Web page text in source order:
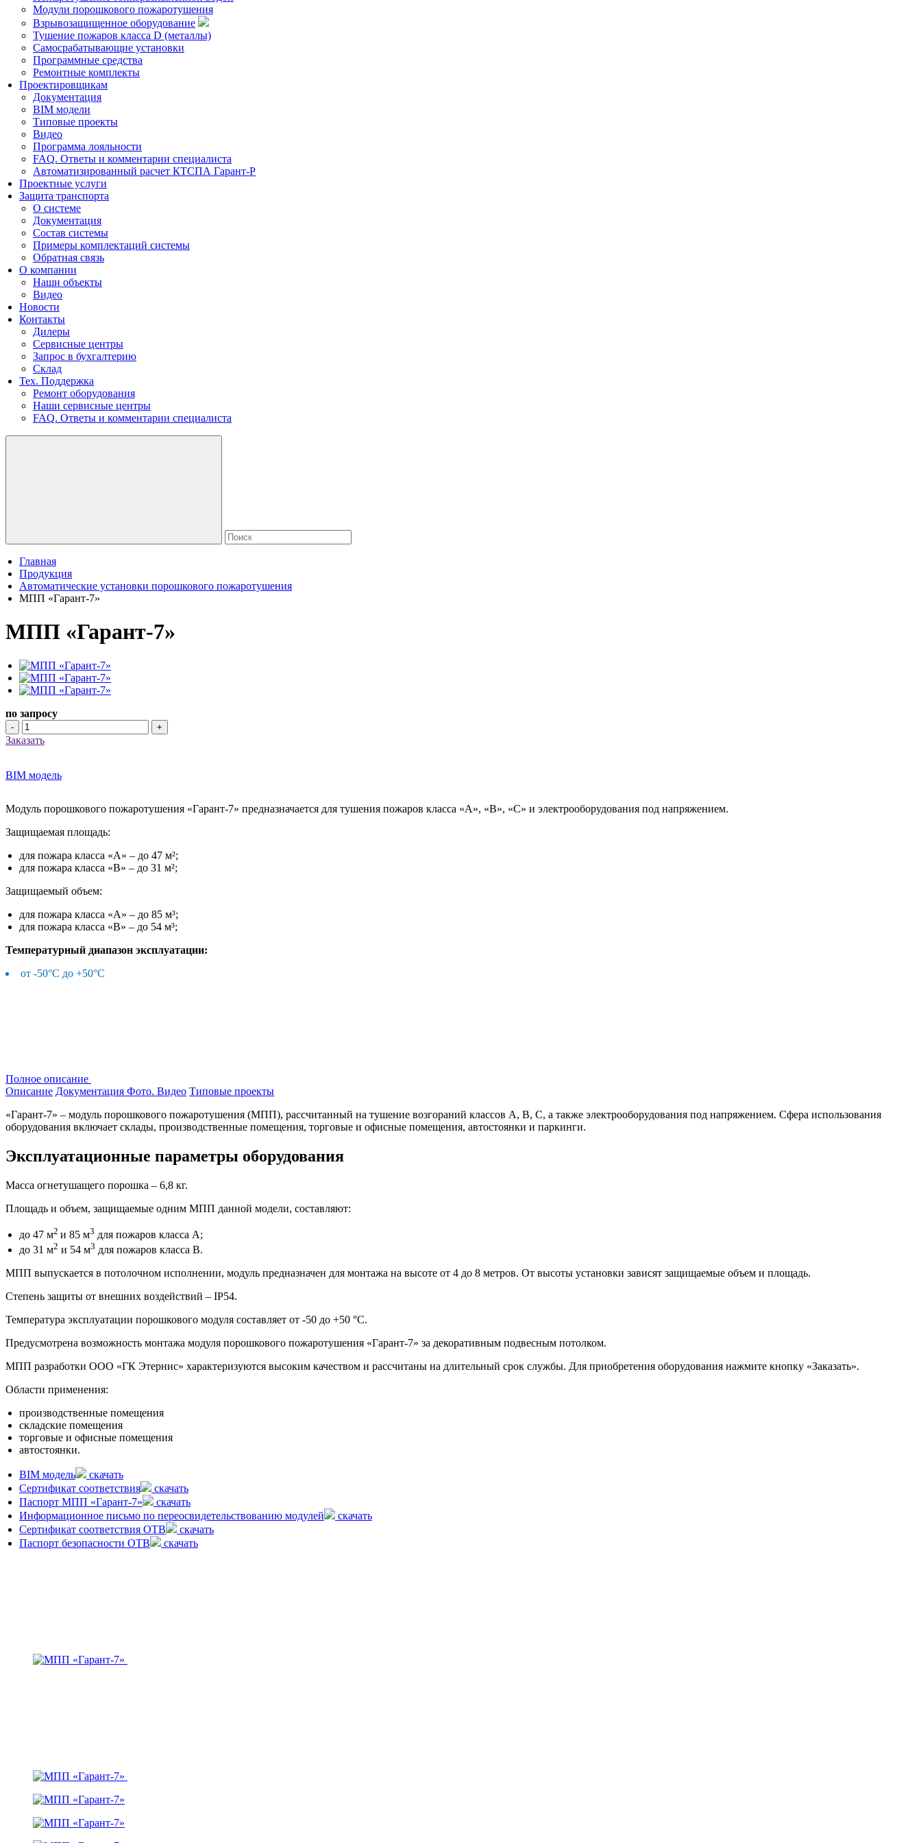
Модули порошкового пожаротушения
Взрывозащищенное оборудование
Тушение пожаров класса D (металлы)
Самосрабатывающие установки
Программные средства
Ремонтные комплекты
Проектировщикам
Документация
BIM модели
Типовые проекты
Видео
Программа лояльности
FAQ. Ответы и комментарии специалиста
Автоматизированный расчет КТСПА Гарант-Р
Проектные услуги
Защита транспорта
О системе
Документация
Состав системы
Примеры комплектаций системы
Обратная связь
О компании
Наши объекты
Видео
Новости
Контакты
Дилеры
Сервисные центры
Запрос в бухгалтерию
Склад
Тех. Поддержка
Ремонт оборудования
Наши сервисные центры
FAQ. Ответы и комментарии специалиста
Главная
Продукция
Автоматические установки порошкового пожаротушения
МПП «Гарант-7»
МПП «Гарант-7»
по запросу
- +
Заказать
BIM модель
Модуль порошкового пожаротушения «Гарант-7» предназначается для тушения пожаров класса «А», «В», «С» и электрооборудования под напряжением.
Защищаемая площадь:
для пожара класса «А» – до 47 м²;
для пожара класса «В» – до 31 м²;
Защищаемый объем:
для пожара класса «А» – до 85 м³;
для пожара класса «В» – до 54 м³;
Температурный диапазон эксплуатации:
от -50°С до +50°С
Полное описание
Описание Документация Фото. Видео Типовые проекты
«Гарант-7» – модуль порошкового пожаротушения (МПП), рассчитанный на тушение возгораний классов А, В, С, а также электрооборудования под напряжением. Сфера использования
оборудования включает склады, производственные помещения, торговые и офисные помещения, автостоянки и паркинги.
Эксплуатационные параметры оборудования
Масса огнетушащего порошка – 6,8 кг.
Площадь и объем, защищаемые одним МПП данной модели, составляют:
до 47 м2 и 85 м3 для пожаров класса А;
до 31 м2 и 54 м3 для пожаров класса В.
МПП выпускается в потолочном исполнении, модуль предназначен для монтажа на высоте от 4 до 8 метров. От высоты установки зависят защищаемые объем и площадь.
Степень защиты от внешних воздействий – IP54.
Температура эксплуатации порошкового модуля составляет от -50 до +50 °С.
Предусмотрена возможность монтажа модуля порошкового пожаротушения «Гарант-7» за декоративным подвесным потолком.
МПП разработки ООО «ГК Этернис» характеризуются высоким качеством и рассчитаны на длительный срок службы. Для приобретения оборудования нажмите кнопку «Заказать».
Области применения:
производственные помещения
складские помещения
торговые и офисные помещения
автостоянки.
BIM модель
скачать
Сертификат соответствия
скачать
Паспорт МПП «Гарант-7»
скачать
Информационное письмо по переосвидетельствованию модулей
скачать
Сертификат соответствия ОТВ
скачать
Паспорт безопасности ОТВ
скачать